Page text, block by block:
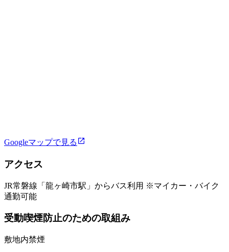
Googleマップで見る
アクセス
JR常磐線「龍ヶ崎市駅」からバス利用 ※マイカー・バイク
通勤可能
受動喫煙防止のための取組み
敷地内禁煙